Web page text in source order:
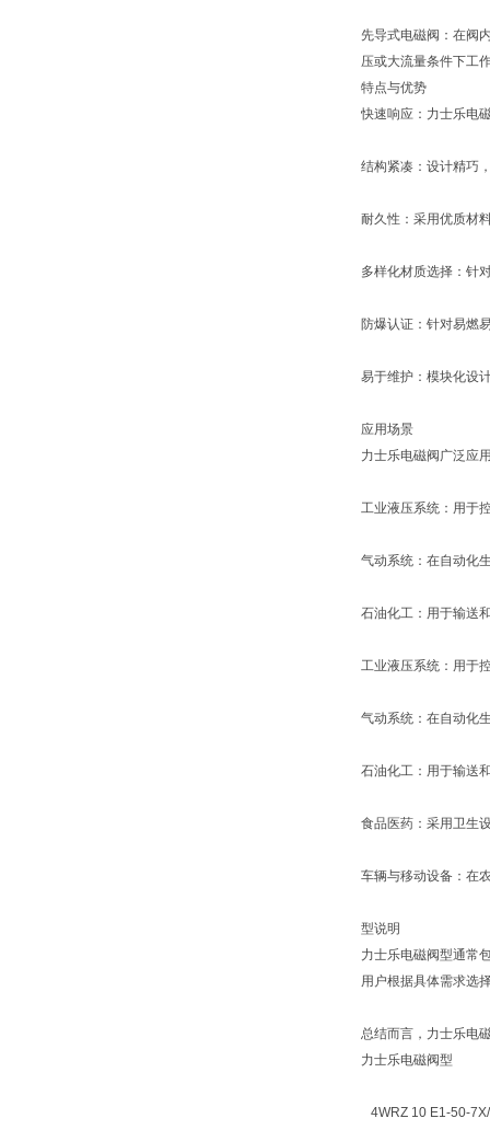
先导式电磁阀：在阀
压或大流量条件下工
特点与优势
快速响应：力士乐电
结构紧凑：设计精巧
耐久性：采用优质材
多样化材质选择：针
防爆认证：针对易燃
易于维护：模块化设
应用场景
力士乐电磁阀广泛应
工业液压系统：用于
气动系统：在自动化
石油化工：用于输送
工业液压系统：用于
气动系统：在自动化
石油化工：用于输送
食品医药：采用卫生
车辆与移动设备：在
型说明
力士乐电磁阀型通常
用户根据具体需求选
总结而言，力士乐电
力士乐电磁阀型
4WRZ 10 E1-50-